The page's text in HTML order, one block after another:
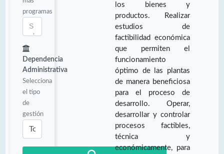
programas
Dependencia
Administrativa
Selecciona
el tipo
de
gestión
los bienes y
productos. Realizar
estudios de
factibilidad económica
que permiten el
funcionamiento
óptimo de las plantas
de manera beneficiosa
para el proceso de
desarrollo. Operar,
desarrollar y controlar
procesos factibles,
técnica y
económicamente, para